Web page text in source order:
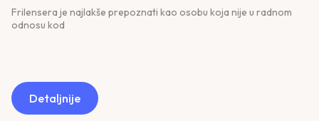
Frilensera je najlakše prepoznati kao osobu koja nije u radnom
odnosu kod
Detaljnije